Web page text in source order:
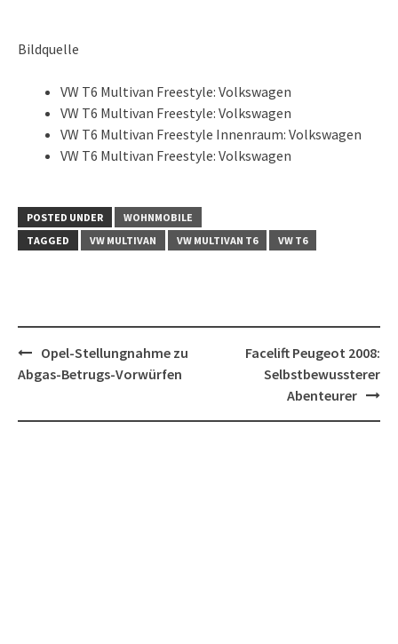
Bildquelle
VW T6 Multivan Freestyle: Volkswagen
VW T6 Multivan Freestyle: Volkswagen
VW T6 Multivan Freestyle Innenraum: Volkswagen
VW T6 Multivan Freestyle: Volkswagen
POSTED UNDER
WOHNMOBILE
TAGGED
VW MULTIVAN VW MULTIVAN T6 VW T6
Post
navigation
Opel-Stellungnahme zu
Abgas-Betrugs-Vorwürfen
Facelift Peugeot 2008:
Selbstbewussterer
Abenteurer